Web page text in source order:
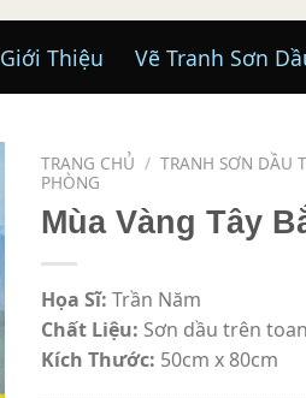
Giới Thiệu Vẽ Tranh Sơn
TRANG CHỦ / TRANH SƠN DẦU
PHÒNG
Mùa Vàng Tây
Họa Sĩ: Trần Năm
Chất Liệu: Sơn dầu trên toan
Kích Thước: 50cm x 80cm